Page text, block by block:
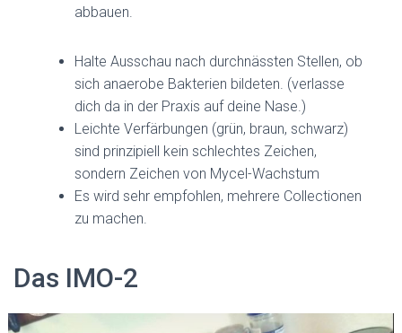
abbauen.
Halte Ausschau nach durchnässten Stellen, ob
sich anaerobe Bakterien bildeten. (verlasse
dich da in der Praxis auf deine Nase.)
Leichte Verfärbungen (grün, braun, schwarz)
sind prinzipiell kein schlechtes Zeichen,
sondern Zeichen von Mycel-Wachstum
Es wird sehr empfohlen, mehrere Collectionen
zu machen.
Das IMO-2